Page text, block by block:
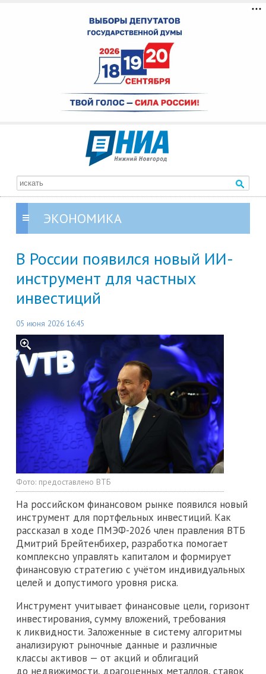
ЭКОНОМИКА
В России появился новый ИИ-
инструмент для частных
инвестиций
05 июня 2026 16:45
Фото: предоставлено ВТБ
На российском финансовом рынке появился новый
инструмент для портфельных инвестиций. Как
рассказал в ходе ПМЭФ-2026 член правления ВТБ
Дмитрий Брейтенбихер, разработка помогает
комплексно управлять капиталом и формирует
финансовую стратегию с учётом индивидуальных
целей и допустимого уровня риска.
Инструмент учитывает финансовые цели, горизонт
инвестирования, сумму вложений, требования
к ликвидности. Заложенные в систему алгоритмы
анализируют рыночные данные и различные
классы активов — от акций и облигаций
до недвижимости, драгоценных металлов, ставок